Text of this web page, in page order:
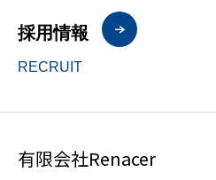
採用情報
RECRUIT
有限会社Renacer